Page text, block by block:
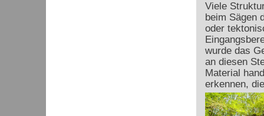
Viele
beim Sägen
oder
wurde das
an diesen
Material
erkennen,